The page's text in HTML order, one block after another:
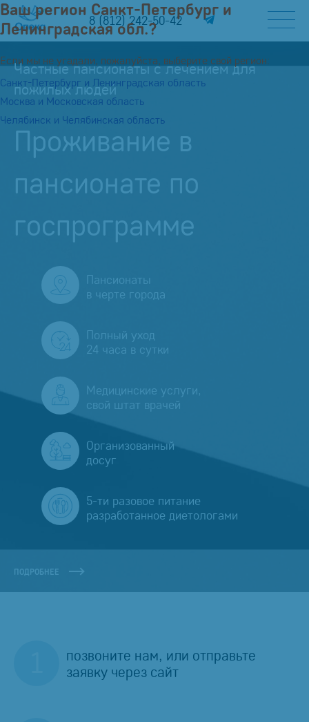
8 (812) 242-50-42
Частные пансионаты с лечением для
пожилых людей
Проживание в
пансионате по
госпрограмме
Пансионаты
в черте города
Полный уход
24 часа в сутки
Медицинские услуги,
свой штат врачей
Организованный
досуг
5-ти разовое питание
разработанное диетологами
ПОДРОБНЕЕ
позвоните нам, или отправьте
заявку через сайт
Ваш регион Санкт-Петербург и
Ленинградская обл.?
Если мы не угадали, пожалуйста, выберите свой регион:
Санкт-Петербург и Ленинградская область
Москва и Московская область
Челябинск и Челябинская область